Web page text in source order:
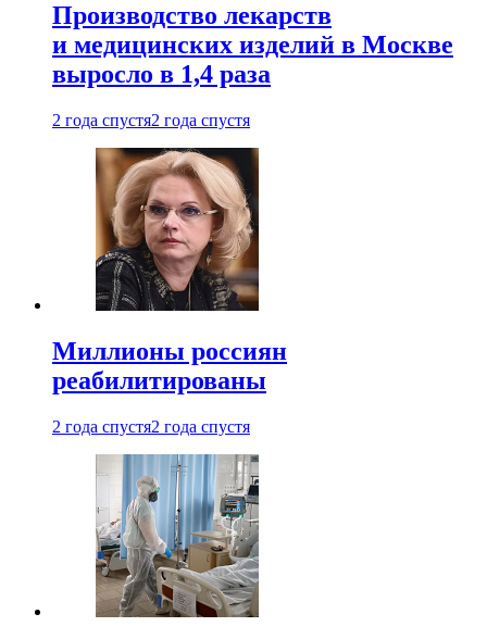
Производство лекарств
и медицинских изделий в Москве
выросло в 1,4 раза
2 года спустя2 года спустя
Миллионы россиян
реабилитированы
2 года спустя2 года спустя